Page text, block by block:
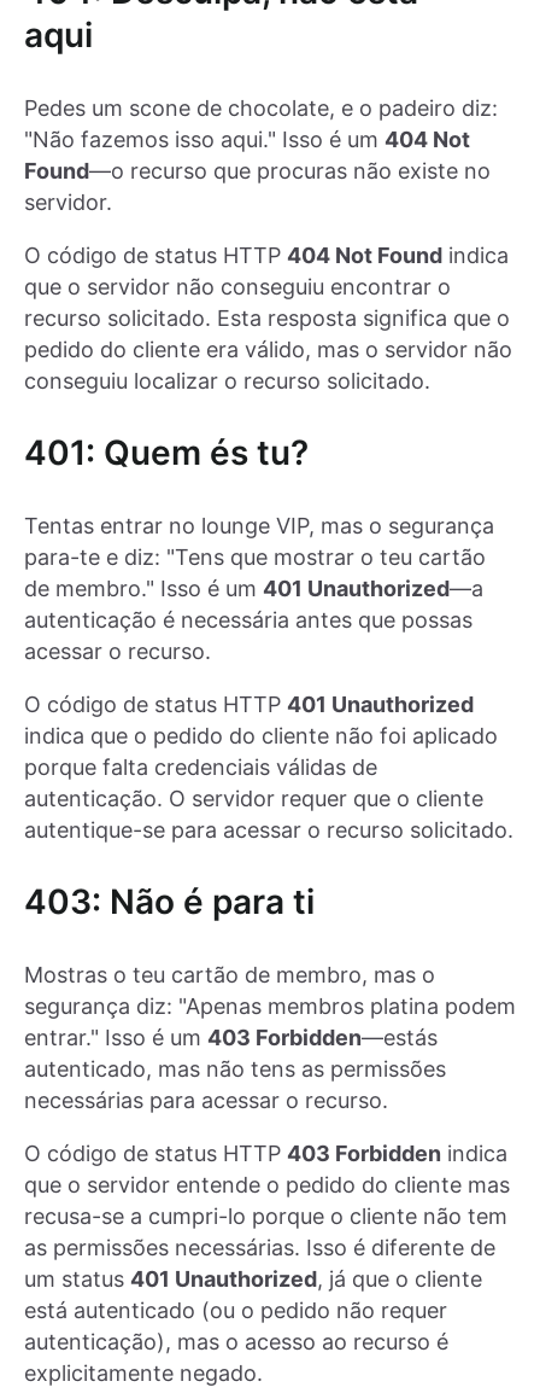
aqui
Pedes um scone de chocolate, e o padeiro diz:
"Não fazemos isso aqui." Isso é um 404 Not
Found—o recurso que procuras não existe no
servidor.
O código de status HTTP 404 Not Found indica
que o servidor não conseguiu encontrar o
recurso solicitado. Esta resposta significa que o
pedido do cliente era válido, mas o servidor não
conseguiu localizar o recurso solicitado.
401: Quem és tu?
Tentas entrar no lounge VIP, mas o segurança
para-te e diz: "Tens que mostrar o teu cartão
de membro." Isso é um 401 Unauthorized—a
autenticação é necessária antes que possas
acessar o recurso.
O código de status HTTP 401 Unauthorized
indica que o pedido do cliente não foi aplicado
porque falta credenciais válidas de
autenticação. O servidor requer que o cliente
autentique-se para acessar o recurso solicitado.
403: Não é para ti
Mostras o teu cartão de membro, mas o
segurança diz: "Apenas membros platina podem
entrar." Isso é um 403 Forbidden—estás
autenticado, mas não tens as permissões
necessárias para acessar o recurso.
O código de status HTTP 403 Forbidden indica
que o servidor entende o pedido do cliente mas
recusa-se a cumpri-lo porque o cliente não tem
as permissões necessárias. Isso é diferente de
um status 401 Unauthorized, já que o cliente
está autenticado (ou o pedido não requer
autenticação), mas o acesso ao recurso é
explicitamente negado.